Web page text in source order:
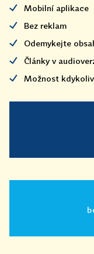
Mobilní aplikace
Bez reklam
Odemykejte
Články v
Možnost